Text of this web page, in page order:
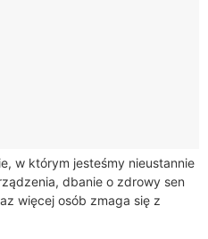
w którym jesteśmy nieustannie
dbanie o zdrowy sen
więcej osób zmaga się z